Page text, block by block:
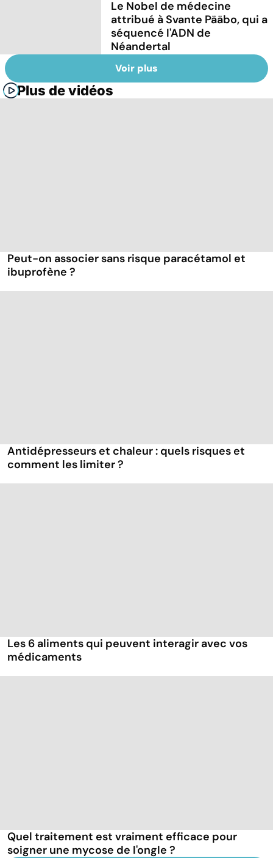
Le Nobel de médecine
attribué à Svante Pääbo, qui a
séquencé l'ADN de
Néandertal
Voir plus
Plus de vidéos
Peut-on associer sans risque paracétamol et
ibuprofène ?
Antidépresseurs et chaleur : quels risques et
comment les limiter ?
Les 6 aliments qui peuvent interagir avec vos
médicaments
Quel traitement est vraiment efficace pour
soigner une mycose de l'ongle ?